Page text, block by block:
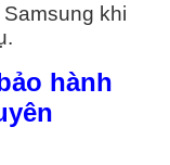
khi
hành